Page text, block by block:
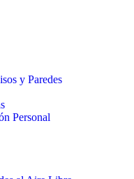
y Paredes
Personal